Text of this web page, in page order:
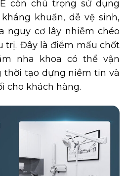
còn chú trọng sử dụng
khuẩn, dễ vệ sinh,
nguy cơ lây nhiễm chéo
trị. Đây là điểm mấu chốt
nha khoa có thể vận
thời tạo dựng niềm tin và
cho khách hàng.